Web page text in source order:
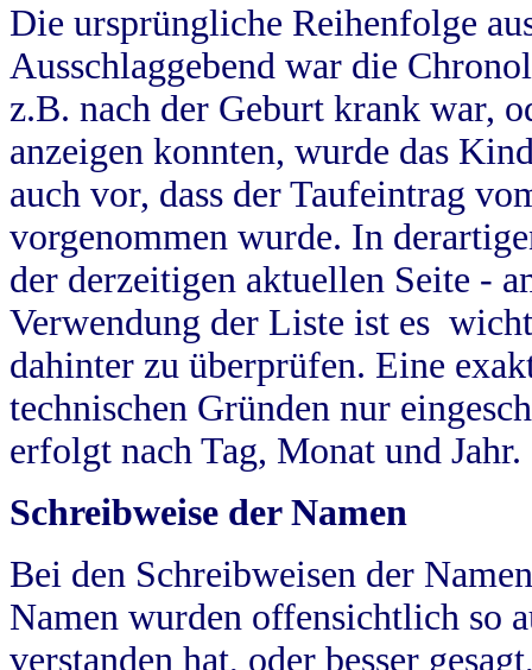
Die ursprüngliche Reihenfolge
Ausschlaggebend war die
z.B. nach der Geburt krank war,
anzeigen konnten, wurde das
auch vor, dass der Taufeintrag
vorgenommen wurde. In
der derzeitigen aktuellen Seite -
Verwendung der Liste ist es
dahinter zu überprüfen. Eine
technischen Gründen nur
erfolgt nach Tag, Monat und Jahr.
Schreibweise der Namen
Bei den Schreibweisen der
Namen wurden offensichtlich so
verstanden hat, oder besser